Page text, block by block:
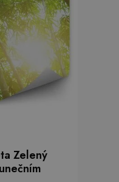
Zelený